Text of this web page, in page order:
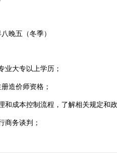
晚五（冬季）
业大专以上学历；
造价师资格；
和成本控制流程，了解相关规定和
商务谈判；